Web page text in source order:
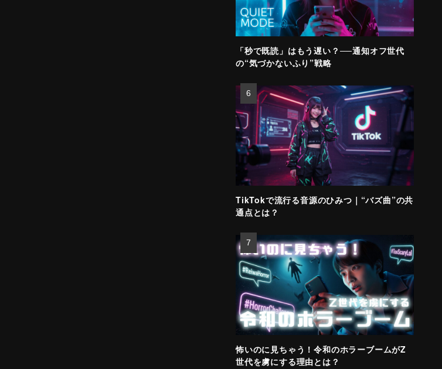
「秒で既読」はもう遅い？──通知オフ世代
の“気づかないふり”戦略
TikTokで流行る音源のひみつ｜“バズ曲”の共
通点とは？
怖いのに見ちゃう！令和のホラーブームがZ
世代を虜にする理由とは？